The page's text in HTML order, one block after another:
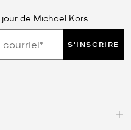
de Michael Kors
S'INSCRIRE